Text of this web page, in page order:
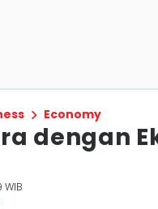
Economy
dengan
WIB